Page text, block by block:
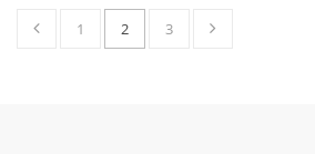
1 2 3